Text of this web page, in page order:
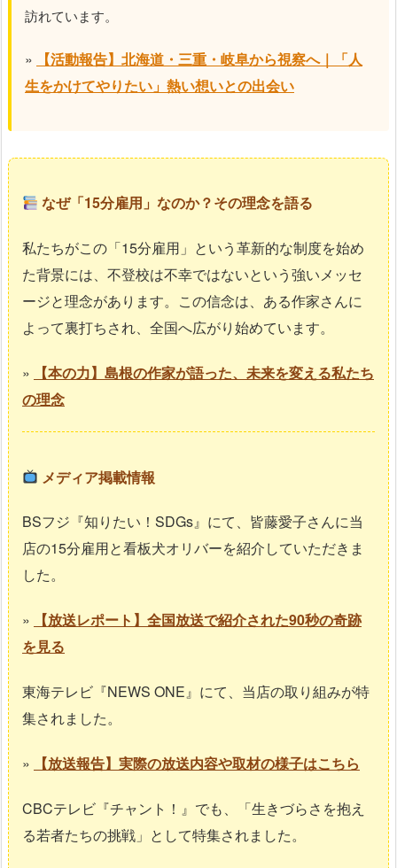
訪れています。
»
【活動報告】北海道・三重・岐阜から視察へ｜「人
生をかけてやりたい」熱い想いとの出会い
なぜ「15分雇用」なのか？その理念を語る
私たちがこの「15分雇用」という革新的な制度を始め
た背景には、不登校は不幸ではないという強いメッセ
ージと理念があります。この信念は、ある作家さんに
よって裏打ちされ、全国へ広がり始めています。
»
【本の力】島根の作家が語った、未来を変える私たち
の理念
メディア掲載情報
BSフジ『知りたい！SDGs』にて、皆藤愛子さんに当
店の15分雇用と看板犬オリバーを紹介していただきま
した。
»
【放送レポート】全国放送で紹介された90秒の奇跡
を見る
東海テレビ『NEWS ONE』にて、当店の取り組みが特
集されました。
» 【放送報告】実際の放送内容や取材の様子はこちら
CBCテレビ『チャント！』でも、「生きづらさを抱え
る若者たちの挑戦」として特集されました。